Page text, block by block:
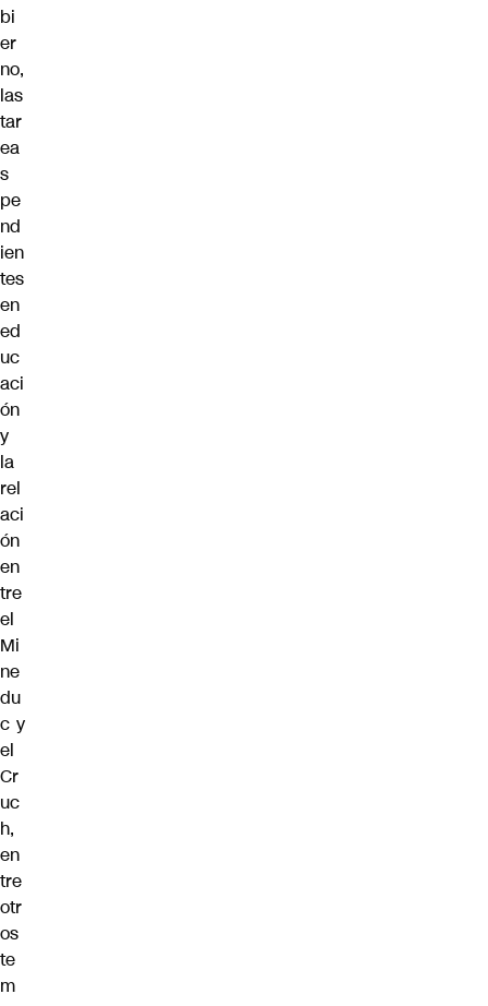
bi
er
no,
las
tar
ea
s
pe
nd
ien
tes
en
ed
uc
aci
ón
y
la
rel
aci
ón
en
tre
el
Mi
ne
du
c y
el
Cr
uc
h,
en
tre
otr
os
te
m